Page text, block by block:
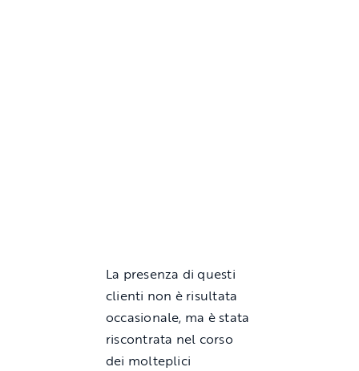
La presenza di questi
clienti non è risultata
occasionale, ma è stata
riscontrata nel corso
dei molteplici